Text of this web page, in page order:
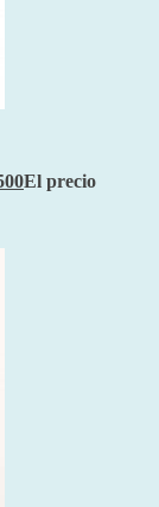
El precio